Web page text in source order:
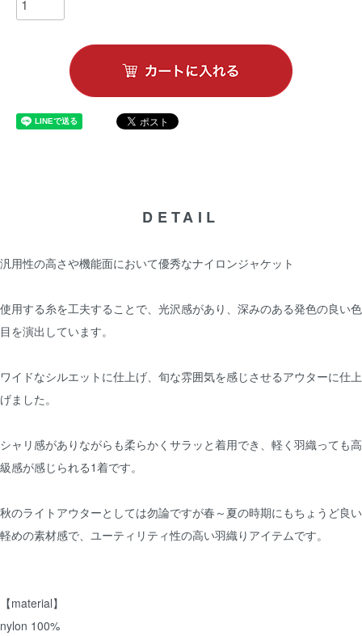
DETAIL
汎用性の高さや機能面において優秀なナイロンジャケット
使用する糸を工夫することで、光沢感があり、深みのある発色の良い色
目を演出しています。
ワイドなシルエットに仕上げ、旬な雰囲気を感じさせるアウターに仕上
げました。
シャリ感がありながらも柔らかくサラッと着用でき、軽く羽織っても高
級感が感じられる1着です。
秋のライトアウターとしては勿論ですが春～夏の時期にもちょうど良い
軽めの素材感で、ユーティリティ性の高い羽織りアイテムです。
【material】
nylon 100%